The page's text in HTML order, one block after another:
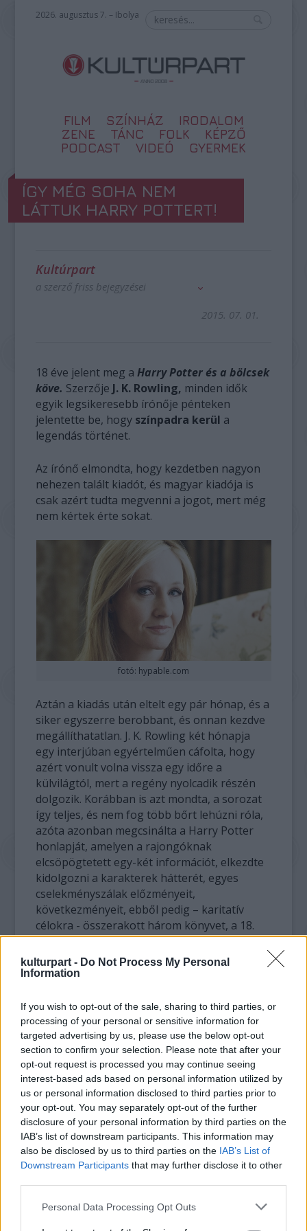
kulturpart - Do Not Process My Personal
Information
If you wish to opt-out of the sale, sharing to third parties, or
processing of your personal or sensitive information for
targeted advertising by us, please use the below opt-out
section to confirm your selection. Please note that after your
opt-out request is processed you may continue seeing
interest-based ads based on personal information utilized by
us or personal information disclosed to third parties prior to
your opt-out. You may separately opt-out of the further
disclosure of your personal information by third parties on the
IAB’s list of downstream participants. This information may
also be disclosed by us to third parties on the IAB’s List of
Downstream Participants that may further disclose it to other
Please note that this website/app uses one or more Google
Personal Data Processing Opt Outs
2026. augusztus 7. – Ibolya
FILM SZÍNHÁZ
IRODALOM
ZENE
TÁNC FOLK
KÉPZŐ
PODCAST
VIDEÓ GYERMEK
ÍGY MÉG SOHA NEM
LÁTTUK HARRY POTTERT!
Kultúrpart
a szerző friss bejegyzései
2015. 07. 01.
18 éve jelent meg a Harry Potter és a bölcsek
köve. Szerzője J. K. Rowling, minden idők
egyik legsikeresebb írónője pénteken
jelentette be, hogy színpadra kerül a
legendás történet.
Az írónő elmondta, hogy kezdetben nagyon
nehezen talált kiadót, és magyar kiadója is
csak azért tudta megvenni a jogot, mert még
nem kértek érte sokat.
fotó: hypable.com
Aztán a kiadás után eltelt egy pár hónap, és a
siker egyszerre berobbant, és onnan kezdve
megállíthatatlan. J. K. Rowling két hónapja
egy interjúban egyértelműen cáfolta, hogy
azért vonult volna vissza egy időre a
külvilágtól, mert a regény nyolcadik részén
dolgozik. Korábban is azt mondta, a sorozat
így teljes, és nem fog több bőrt lehúzni róla,
azóta azonban megcsinálta a Harry Potter
honlapját, amelyen a rajongóknak
elcsöpögtetett egy-két információt, elkezdte
kidolgozni a karakterek hátterét, egyes
cselekményszálak előzményeit,
következményeit, ebből pedig – karitatív
célokra - összerakott három könyvet, a 18.
évfordulón pedig kiderült, hogy színdarab
készül belőle.
amikor a deszkákon látják majd a nézők a
történetet, rá fognak jönni, hogy a színház
annak az egyetlen megfelelő közege,
hordozója. Azóta azt is tudni, hogy idén
ősszel már jegyeket is lehet majd vásárolni a
jövő nyári bemutatóra, ami egyébként a brit
színházi gyakorlatban egyáltalán nem
szokatlan.
Az is nyilvánosságot látott, hogy lesz egy új
film, aLegendás állatok és megfigyelésük
Potter-történet, a főszerepet pedig a 33 éves
Eddie Redmayne játssza, aki
A mindenség